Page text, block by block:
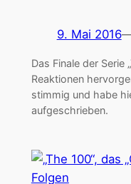
9. Mai 2016
Das Finale der Serie
Reaktionen
stimmig und habe
aufgeschrieben.